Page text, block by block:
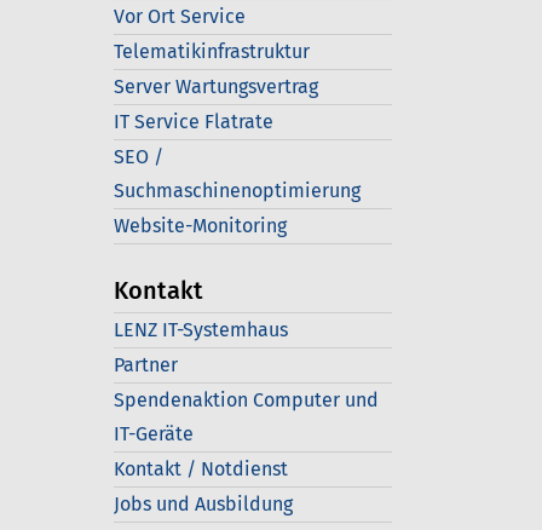
Vor Ort Service
Telematikinfrastruktur
Server Wartungsvertrag
IT Service Flatrate
SEO /
Suchmaschinenoptimierung
Website-Monitoring
Kontakt
LENZ IT-Systemhaus
Partner
Spendenaktion Computer und
IT-Geräte
Kontakt / Notdienst
Jobs und Ausbildung